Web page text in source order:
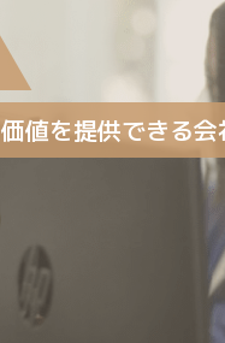
価値を提供できる会